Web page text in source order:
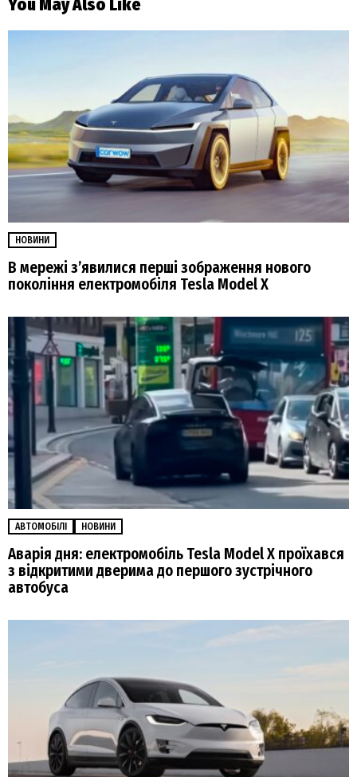
You May Also Like
НОВИНИ
В мережі з’явилися перші зображення нового
покоління електромобіля Tesla Model X
АВТОМОБІЛІ НОВИНИ
Аварія дня: електромобіль Tesla Model X проїхався
з відкритими дверима до першого зустрічного
автобуса